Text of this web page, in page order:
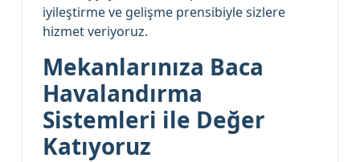
iyileştirme ve gelişme prensibiyle sizlere
hizmet veriyoruz.
Mekanlarınıza Baca
Havalandırma
Sistemleri ile Değer
Katıyoruz